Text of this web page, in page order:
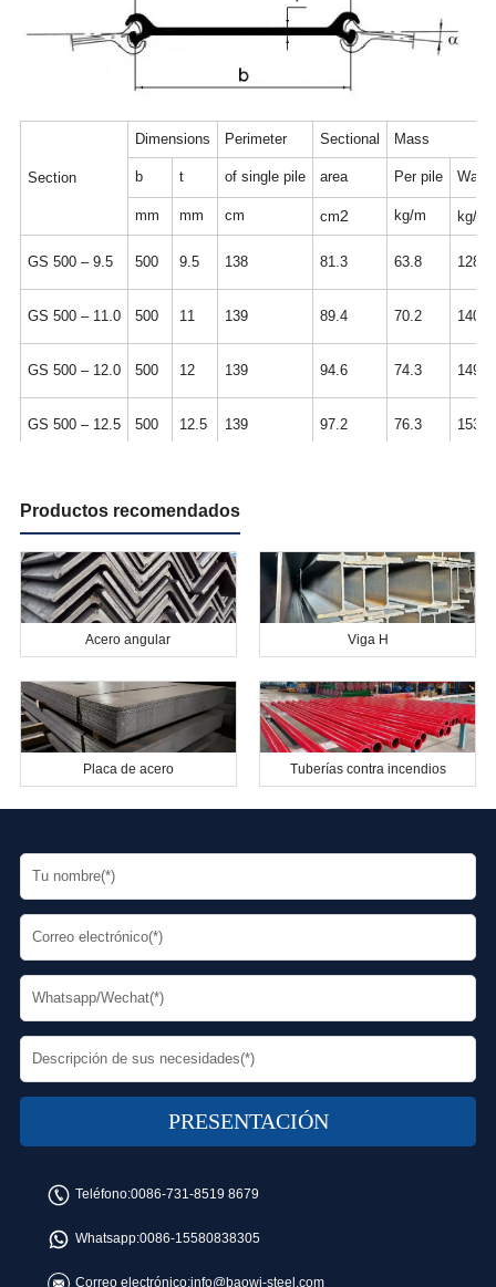
Section
Dimensions Perimeter Sectional Mass
b t of single pile area Per pile Wall
mm mm cm cm2 kg/m kg/m
GS 500 – 9.5 500 9.5 138 81.3 63.8 128
GS 500 – 11.0 500 11 139 89.4 70.2 140
GS 500 – 12.0 500 12 139 94.6 74.3 149
GS 500 – 12.5 500 12.5 139 97.2 76.3 153
GS 500 – 13.0 500 13 140
Productos recomendados
Acero angular Viga H
Placa de acero Tuberías contra incendios
Teléfono:0086-731-8519 8679
Whatsapp:0086-15580838305
Correo electrónico:info@baowi-steel.com